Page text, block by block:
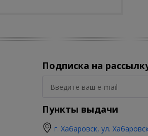
Подписка на
Пункты выдачи
г. Хабаровск, ул.